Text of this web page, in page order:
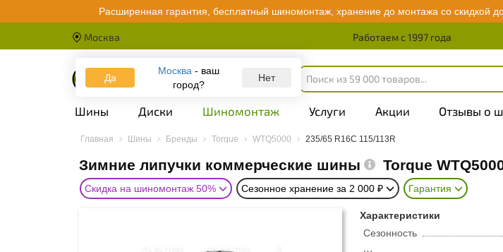
Расширенная гарантия, бесплатный шиномонтаж, хранение до монтажа со скидкой
Москва Работаем с 1997 года
Да
Москва - ваш
город?
Нет
Каталог
Шины Диски Шиномонтаж Услуги Акции Отзывы о
Главная Шины Бренды Torque WTQ5000 235/65 R16C 115/113R
Зимние липучки коммерческие шины Torque
Скидка на шиномонтаж 50% Сезонное хранение за 2 000 ₽ Гарантия
Характеристики
Сезонность